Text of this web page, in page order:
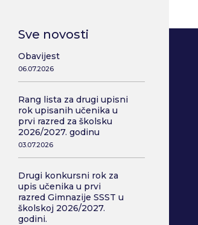
Sve novosti
Obavijest
06.07.2026
Rang lista za drugi upisni
rok upisanih učenika u
prvi razred za školsku
2026/2027. godinu
03.07.2026
Drugi konkursni rok za
upis učenika u prvi
razred Gimnazije SSST u
školskoj 2026/2027.
godini.